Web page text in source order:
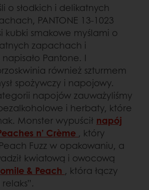
o słodkich i delikatnych
PANTONE 13-1023
kubki smakowe myślami o
zapachach i
Pantone. I
również szturmem
spożywczy i napojowy.
napojów zauważyliśmy
i herbaty, które
Monster wypuścił napój
n’ Crème , który
Fuzz w opakowaniu, a
kwiatową i owocową
& Peach , która łączy